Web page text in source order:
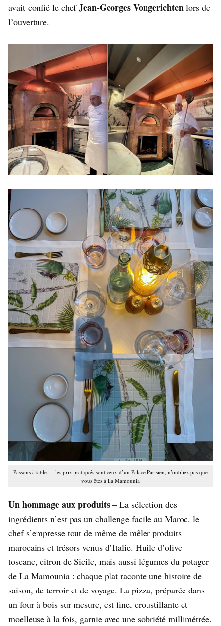
avait confié le chefJean-Georges Vongerichten lors de
l’ouverture.
Passons à table … les prix pratiqués sont ceux d’un Palace Parisien, n’oubliez pas que
vous êtes à La Mamounia
Un hommage aux produits – La sélection des
ingrédients n’est pas un challenge facile au Maroc, le
chef s’empresse tout de même de mêler produits
marocains et trésors venus d’Italie. Huile d’olive
toscane, citron de Sicile, mais aussi légumes du potager
de La Mamounia : chaque plat raconte une histoire de
saison, de terroir et de voyage. La pizza, préparée dans
un four à bois sur mesure, est fine, croustillante et
moelleuse à la fois, garnie avec une sobriété millimétrée.